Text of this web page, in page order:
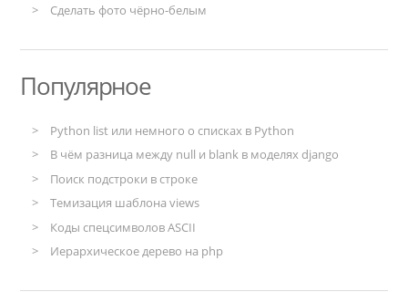
Сделать фото чёрно-белым
Популярное
Python list или немного о списках в Python
В чём разница между null и blank в моделях django
Поиск подстроки в строке
Темизация шаблона views
Коды спецсимволов ASCII
Иерархическое дерево на php